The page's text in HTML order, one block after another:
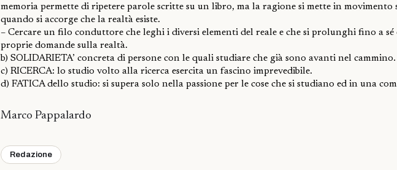
memoria permette di ripetere parole scritte su un libro, ma la ragione si mette in movimento
quando si accorge che la realtà esiste.
– Cercare un filo conduttore che leghi i diversi elementi del reale e che si prolunghi fino a sé
proprie domande sulla realtà.
b) SOLIDARIETA’ concreta di persone con le quali studiare che già sono avanti nel cammino.
c) RICERCA: lo studio volto alla ricerca esercita un fascino imprevedibile.
d) FATICA dello studio: si supera solo nella passione per le cose che si studiano ed in una
Marco Pappalardo
Redazione